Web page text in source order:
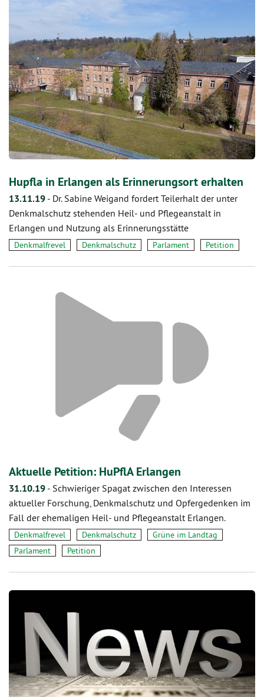
Hupfla in Erlangen als Erinnerungsort erhalten
13.11.19 - Dr. Sabine Weigand fordert Teilerhalt der unter
Denkmalschutz stehenden Heil- und Pflegeanstalt in
Erlangen und Nutzung als Erinnerungsstätte
Denkmalfrevel Denkmalschutz Parlament Petition
Aktuelle Petition: HuPflA Erlangen
31.10.19 - Schwieriger Spagat zwischen den Interessen
aktueller Forschung, Denkmalschutz und Opfergedenken im
Fall der ehemaligen Heil- und Pflegeanstalt Erlangen.
Denkmalfrevel Denkmalschutz
Grüne im Landtag
Parlament
Petition